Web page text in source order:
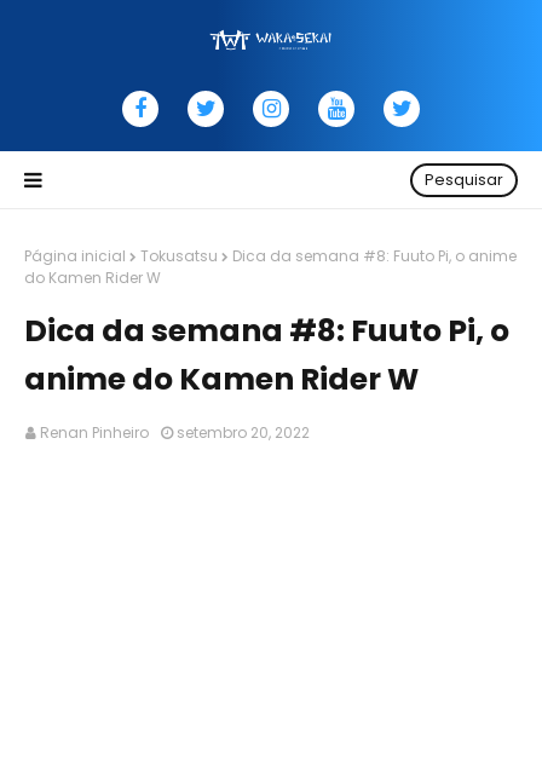
Pesquisar
Página inicial Tokusatsu
Dica da semana #8: Fuuto Pi, o anime
do Kamen Rider W
Dica da semana #8: Fuuto Pi, o
anime do Kamen Rider W
Renan Pinheiro setembro 20, 2022